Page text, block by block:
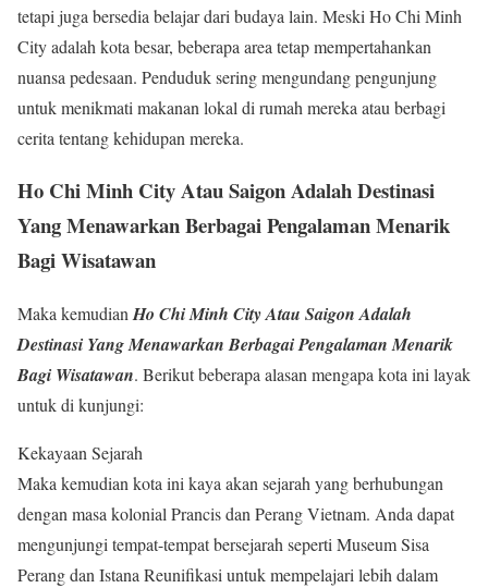
tetapi juga bersedia belajar dari budaya lain. Meski Ho Chi Minh
City adalah kota besar, beberapa area tetap mempertahankan
nuansa pedesaan. Penduduk sering mengundang pengunjung
untuk menikmati makanan lokal di rumah mereka atau berbagi
cerita tentang kehidupan mereka.
Ho Chi Minh City Atau Saigon Adalah Destinasi
Yang Menawarkan Berbagai Pengalaman Menarik
Bagi Wisatawan
Maka kemudianHo Chi Minh City Atau Saigon Adalah
Destinasi Yang Menawarkan Berbagai Pengalaman Menarik
Bagi Wisatawan. Berikut beberapa alasan mengapa kota ini layak
untuk di kunjungi:
Kekayaan Sejarah
Maka kemudian kota ini kaya akan sejarah yang berhubungan
dengan masa kolonial Prancis dan Perang Vietnam. Anda dapat
mengunjungi tempat-tempat bersejarah seperti Museum Sisa
Perang dan Istana Reunifikasi untuk mempelajari lebih dalam